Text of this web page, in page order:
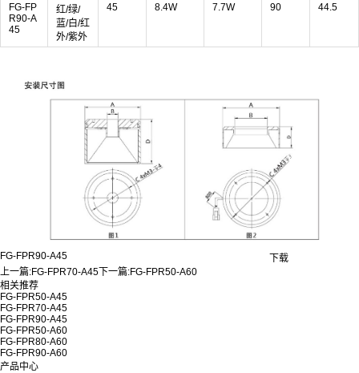
FG-FP
R90-A
45
红/绿/
蓝/白/红
外/紫外
45 8.4W 7.7W 90 44.5
FG-FPR90-A45
下载
上一篇:FG-FPR70-A45下一篇:FG-FPR50-A60
相关推荐
FG-FPR50-A45
FG-FPR70-A45
FG-FPR90-A45
FG-FPR50-A60
FG-FPR80-A60
FG-FPR90-A60
产品中心